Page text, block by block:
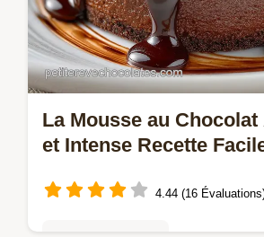
La Mousse au
et Intense Recette
4.44 (16